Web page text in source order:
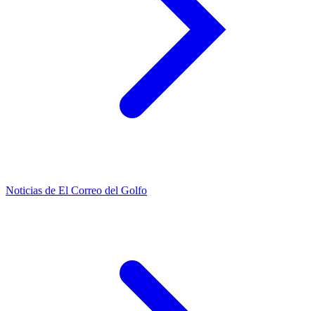
Noticias de El Correo del Golfo